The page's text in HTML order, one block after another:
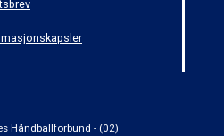
Håndballforbund - (02)